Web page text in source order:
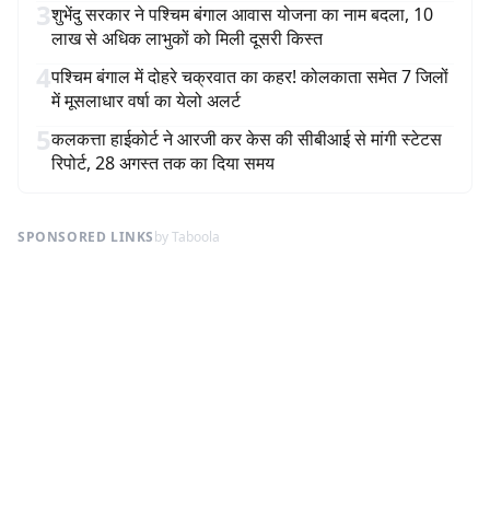
3शुभेंदु सरकार ने पश्चिम बंगाल आवास योजना का नाम बदला, 10
लाख से अधिक लाभुकों को मिली दूसरी किस्त
4पश्चिम बंगाल में दोहरे चक्रवात का कहर! कोलकाता समेत 7 जिलों
में मूसलाधार वर्षा का येलो अलर्ट
5कलकत्ता हाईकोर्ट ने आरजी कर केस की सीबीआई से मांगी स्टेटस
रिपोर्ट, 28 अगस्त तक का दिया समय
SPONSORED LINKSby Taboola